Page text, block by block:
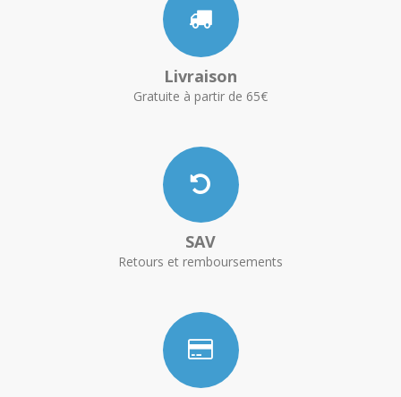
Livraison
Gratuite à partir de 65€
SAV
Retours et remboursements